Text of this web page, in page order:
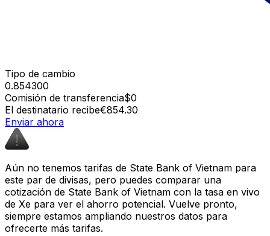
Tipo de cambio
0.854300
Comisión de transferencia$0
El destinatario recibe€854.30
Enviar ahora
Aún no tenemos tarifas de State Bank of Vietnam para
este par de divisas, pero puedes comparar una
cotización de State Bank of Vietnam con la tasa en vivo
de Xe para ver el ahorro potencial. Vuelve pronto,
siempre estamos ampliando nuestros datos para
ofrecerte más tarifas.